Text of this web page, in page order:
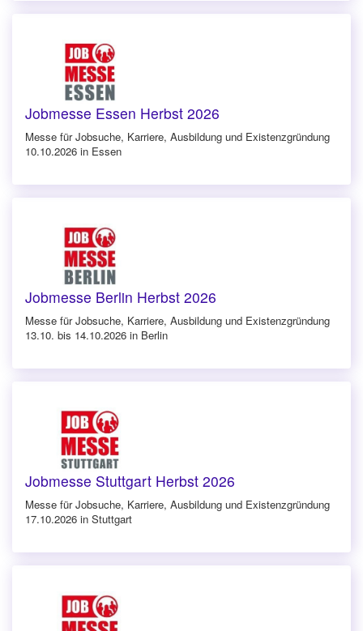
Jobmesse Essen Herbst 2026
Messe für Jobsuche, Karriere, Ausbildung und Existenzgründung
10.10.2026 in Essen
Jobmesse Berlin Herbst 2026
Messe für Jobsuche, Karriere, Ausbildung und Existenzgründung
13.10. bis 14.10.2026 in Berlin
Jobmesse Stuttgart Herbst 2026
Messe für Jobsuche, Karriere, Ausbildung und Existenzgründung
17.10.2026 in Stuttgart